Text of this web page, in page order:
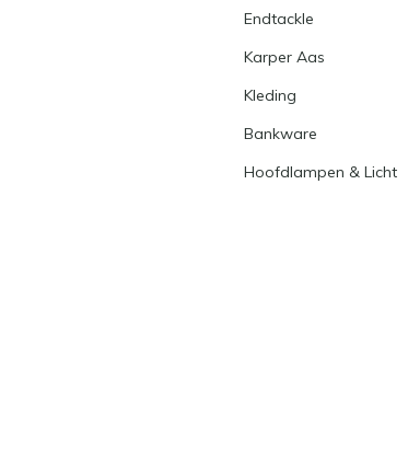
Endtackle
Karper Aas
Kleding
Bankware
Hoofdlampen & Licht